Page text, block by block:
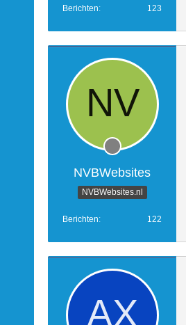
Berichten 123
NVBWebsites
NVBWebsites.nl
Berichten 122